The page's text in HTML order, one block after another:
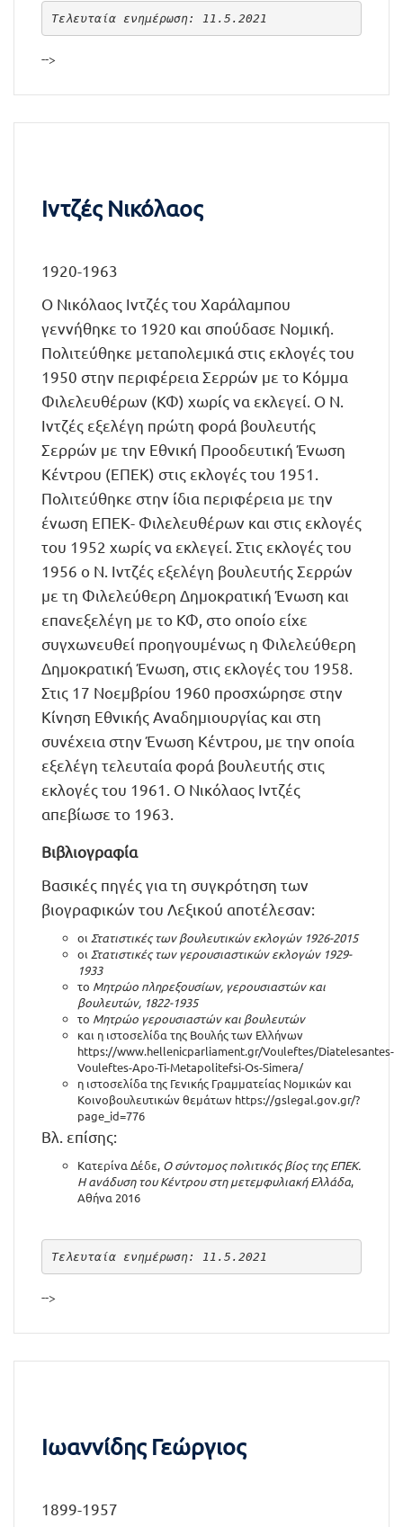
Τελευταία ενημέρωση: 11.5.2021
-->
Ιντζές Νικόλαος
1920-1963
Ο Νικόλαος Ιντζές του Χαράλαμπου
γεννήθηκε το 1920 και σπούδασε Νομική.
Πολιτεύθηκε μεταπολεμικά στις εκλογές του
1950 στην περιφέρεια Σερρών με το Κόμμα
Φιλελευθέρων (ΚΦ) χωρίς να εκλεγεί. Ο Ν.
Ιντζές εξελέγη πρώτη φορά βουλευτής
Σερρών με την Εθνική Προοδευτική Ένωση
Κέντρου (ΕΠΕΚ) στις εκλογές του 1951.
Πολιτεύθηκε στην ίδια περιφέρεια με την
ένωση ΕΠΕΚ- Φιλελευθέρων και στις εκλογές
του 1952 χωρίς να εκλεγεί. Στις εκλογές του
1956 ο Ν. Ιντζές εξελέγη βουλευτής Σερρών
με τη Φιλελεύθερη Δημοκρατική Ένωση και
επανεξελέγη με το ΚΦ, στο οποίο είχε
συγχωνευθεί προηγουμένως η Φιλελεύθερη
Δημοκρατική Ένωση, στις εκλογές του 1958.
Στις 17 Νοεμβρίου 1960 προσχώρησε στην
Κίνηση Εθνικής Αναδημιουργίας και στη
συνέχεια στην Ένωση Κέντρου, με την οποία
εξελέγη τελευταία φορά βουλευτής στις
εκλογές του 1961. Ο Νικόλαος Ιντζές
απεβίωσε το 1963.
Βιβλιογραφία
Βασικές πηγές για τη συγκρότηση των
βιογραφικών του Λεξικού αποτέλεσαν:
οι Στατιστικές των βουλευτικών εκλογών 1926-2015
οι Στατιστικές των γερουσιαστικών εκλογών 1929-
1933
το Μητρώο πληρεξουσίων, γερουσιαστών και
βουλευτών, 1822-1935
το Μητρώο γερουσιαστών και βουλευτών
και η ιστοσελίδα της Βουλής των Ελλήνων
https://www.hellenicparliament.gr/Vouleftes/Diatelesantes-
Vouleftes-Apo-Ti-Metapolitefsi-Os-Simera/
η ιστοσελίδα της Γενικής Γραμματείας Νομικών και
Κοινοβουλευτικών θεμάτων https://gslegal.gov.gr/?
page_id=776
Βλ. επίσης:
Κατερίνα Δέδε, Ο σύντομος πολιτικός βίος της ΕΠΕΚ.
Η ανάδυση του Κέντρου στη μετεμφυλιακή Ελλάδα,
Αθήνα 2016
Τελευταία ενημέρωση: 11.5.2021
-->
Ιωαννίδης Γεώργιος
1899-1957